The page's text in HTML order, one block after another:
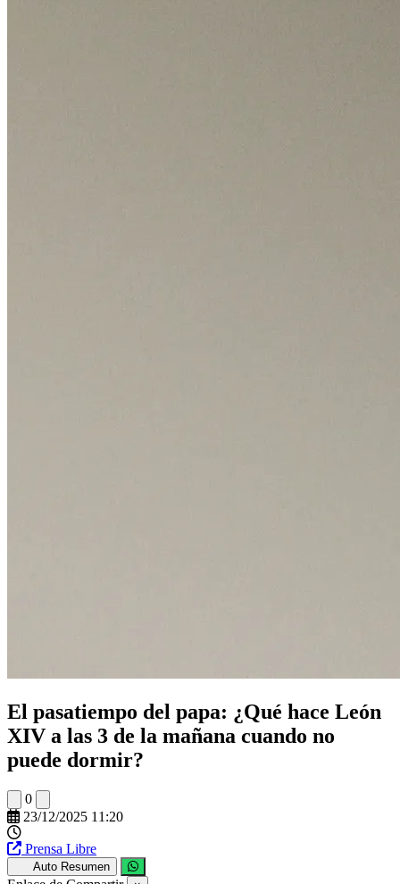
El pasatiempo del papa: ¿Qué hace León
XIV a las 3 de la mañana cuando no
puede dormir?
0
23/12/2025 11:20
Prensa Libre
Auto Resumen